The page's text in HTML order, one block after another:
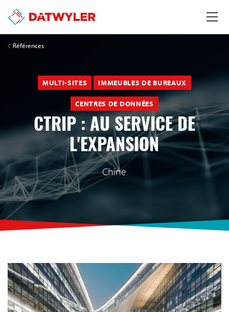
Références
MULTI-SITES IMMEUBLES DE BUREAUX
CENTRES DE DONNÉES
CTRIP : AU SERVICE DE
L'EXPANSION
Chine